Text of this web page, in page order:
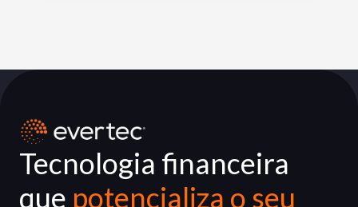
Tecnologia financeira
que potencializa o seu